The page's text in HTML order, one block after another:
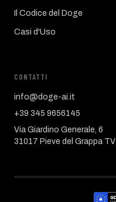
Il Codice del Doge
Casi d'Uso
CONTATTI
info@doge-ai.it
+39 345 9656145
Via Giardino Generale, 6
31017 Pieve del Grappa TV